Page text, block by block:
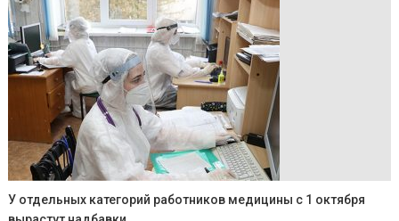
У отдельных категорий работников медицины с 1 октября